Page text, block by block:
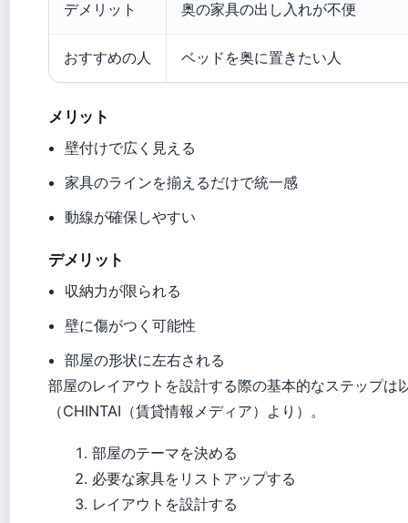
デメリット 奥の家具の出し入れが不便
おすすめの人 ベッドを奥に置きたい人
メリット
壁付けで広く見える
家具のラインを揃えるだけで統一感
動線が確保しやすい
デメリット
収納力が限られる
壁に傷がつく可能性
部屋の形状に左右される
部屋のレイアウトを設計する際の基本的なステップは
（CHINTAI（賃貸情報メディア）より）。
部屋のテーマを決める
必要な家具をリストアップする
レイアウトを設計する